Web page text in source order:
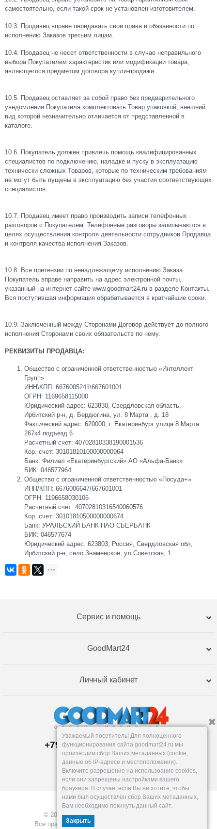
самостоятельно, если такой срок не установлен изготовителем.
10.3. Продавец вправе передавать свои права и обязанности по
исполнению Заказов третьим лицам.
10.4. Продавец не несет ответственности в случае неправильного
выбора Покупателем характеристик или модификации товара,
являющегося предметом договора купли-продажи.
10.5. Продавец оставляет за собой право без предварительного
уведомления Покупателя комплектовать Товар упаковкой, внешний
вид которой незначительно отличается от представленной в
каталоге.
10.6. Покупатель должен привлечь помощь квалифицированных
специалистов по подключению, наладке и пуску в эксплуатацию
технически сложных Товаров, которые по техническим требованиям
не могут быть пущены в эксплуатацию без участия соответствующих
специалистов.
10.7. Продавец имеет право производить записи телефонных
разговоров с Покупателем. Телефонные разговоры записываются в
целях осуществления контроля деятельности сотрудников Продавца
и контроля качества исполнения Заказов.
10.8. Все претензии по ненадлежащему исполнению Заказа
Покупатель вправе направить на адрес электронной почты,
указанный на интернет-сайте www.goodmart24.ru в разделе Контакты.
Вся поступившая информация обрабатывается в кратчайшие сроки.
10.9. Заключенный между Сторонами Договор действует до полного
исполнения Сторонами своих обязательств по нему.
РЕКВИЗИТЫ ПРОДАВЦА:
Общество с ограниченной ответственностью «Интеллект
Групп»
ИНН\КПП: 6676005241\667601001
ОГРН: 1169658115000
Юридический адрес: 623830, Свердловская область,
Ирбитский р-н, д. Бердюгина, ул. 8 Марта , д. 18
Фактический адрес: 620000, г. Екатеринбург улица 8 Марта
267к4 подъезд 6.
Расчетный счет: 40702810338190001536
Кор. счет: 30101810100000000964
Банк: Филиал «Екатеринбургский» АО «Альфа-Банк»
БИК: 046577964
Общество с ограниченной ответственностью «Посуда+»
ИНН/КПП: 6676006647/667601001
ОГРН: 1196658030106
Расчетный счет: 40702810316540060576
Кор. счет: 30101810500000000674
Банк: УРАЛЬСКИЙ БАНК ПАО СБЕРБАНК
БИК: 046577674
Юридический адрес: 623803, Россия, Свердловская обл,
Ирбитский р-н, село Знаменское, ул Советская, 1
Сервис и помощь
GoodMart24
Личный кабинет
+79120359762, +79120359761
Пункт выдачи:
Тюмень ,Республики, 255к2
Пн-Пт: 9-18, Сб: 10-16, Вс: вых.
info@goodmart24.ru
© 2026, GoodMart24.ru — Склад низких цен.
Все права защищены. Разработка —
Уважаемый посетитель! Для полноценного
функционирования сайта goodmart24.ru мы
производим сбор Ваших метаданных (cookie,
данные об IP-адресе и местоположении).
Включите разрешение на использоание cookies,
если они запрещены настройками вашего
браузера. В случае, если Вы не хотите, чтобы
нами был осуществлён сбор Ваших метаданных,
Вам необходимо покинуть данный сайт.
Закрыть